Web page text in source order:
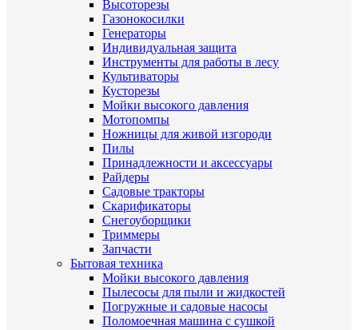
Высоторезы
Газонокосилки
Генераторы
Индивидуальная защита
Инструменты для работы в лесу
Культиваторы
Кусторезы
Мойки высокого давления
Мотопомпы
Ножницы для живой изгороди
Пилы
Принадлежности и аксессуары
Райдеры
Садовые тракторы
Скарификаторы
Снегоуборщики
Триммеры
Запчасти
Бытовая техника
Мойки высокого давления
Пылесосы для пыли и жидкостей
Погружные и садовые насосы
Поломоечная машина с сушкой